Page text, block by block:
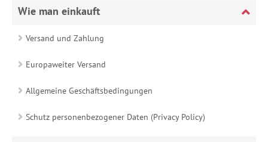
Wie man einkauft
Versand und Zahlung
Europaweiter Versand
Allgemeine Geschäftsbedingungen
Schutz personenbezogener Daten (Privacy Policy)